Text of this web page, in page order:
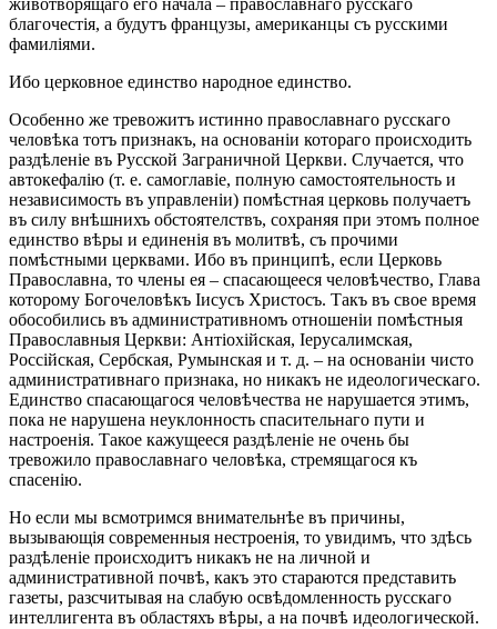
благочестія, а будутъ французы, американцы съ русскими
фамиліями.
Ибо церковное единство народное единство.
Особенно же тревожитъ истинно православнаго русскаго
человѣка тотъ признакъ, на основаніи котораго происходить
раздѣленіе въ Русской Заграничной Церкви. Случается, что
автокефалію (т. е. самоглавіе, полную самостоятельность и
независимость въ управленіи) помѣстная церковь получаетъ
въ силу внѣшнихъ обстоятелствъ, сохраняя при этомъ полное
единство вѣры и единенія въ молитвѣ, съ прочими
помѣстными церквами. Ибо въ принципѣ, если Церковь
Православна, то члены ея – спасающееся человѣчество, Глава
которому Богочеловѣкъ Іисусъ Христосъ. Такъ въ свое время
обособились въ административномъ отношеніи помѣстныя
Православныя Церкви: Антіохійская, Іерусалимская,
Россійская, Сербская, Румынская и т. д. – на основаніи чисто
административнаго признака, но никакъ не идеологическаго.
Единство спасающагося человѣчества не нарушается этимъ,
пока не нарушена неуклонность спасительнаго пути и
настроенія. Такое кажущееся раздѣленіе не очень бы
тревожило православнаго человѣка, стремящагося къ
спасенію.
Но если мы всмотримся внимательнѣе въ причины,
вызывающія современныя нестроенія, то увидимъ, что здѣсь
раздѣленіе происходитъ никакъ не на личной и
административной почвѣ, какъ это стараются представить
газеты, разсчитывая на слабую освѣдомленность русскаго
интеллигента въ областяхъ вѣры, а на почвѣ идеологической.